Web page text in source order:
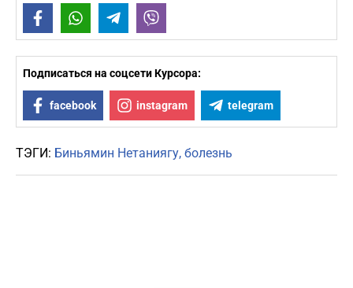
FacebookWhatsAppTelegram
Подписаться на соцсети Курсора:
facebook instagram telegram
ТЭГИ: Биньямин Нетаниягу болезнь